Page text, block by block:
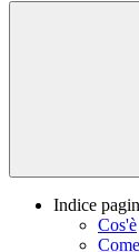
Indice
Cos'è